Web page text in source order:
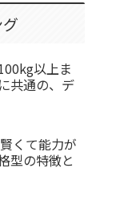
以上ま
共通の、デ
くて能力が
型の特徴と